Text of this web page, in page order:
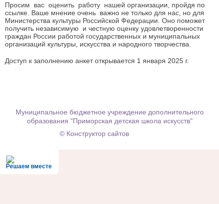
Просим вас оценить работу нашей организации, пройдя по
ссылке. Ваше мнение очень важно не только для нас, но для
Министерства культуры Российской Федерации. Оно поможет
получить независимую и честную оценку удовлетворенности
граждан России работой государственных и муниципальных
организаций культуры, искусства и народного творчества.
Доступ к заполнению анкет открывается 1 января 2025 г.
Муниципальное бюджетное учреждение дополнительного
образования "Приморская детская школа искусств"
© Конструктор сайтов
Решаем вместе